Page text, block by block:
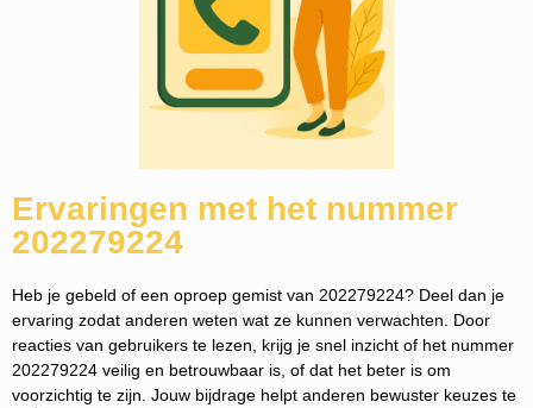
Ervaringen met het nummer
202279224
Heb je gebeld of een oproep gemist van 202279224? Deel dan je
ervaring zodat anderen weten wat ze kunnen verwachten. Door
reacties van gebruikers te lezen, krijg je snel inzicht of het nummer
202279224 veilig en betrouwbaar is, of dat het beter is om
voorzichtig te zijn. Jouw bijdrage helpt anderen bewuster keuzes te